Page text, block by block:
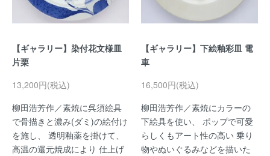
【ギャラリー】染付花文様皿
片栗
13,200円(税込)
柳田浩芳作／素焼に呉須絵具
で骨描きと濃み(ダミ)の絵付け
を施し、 透明釉薬を掛けて、
高温の還元焼成により 仕上げ
【ギャラリー】下絵釉彩皿 電
車
16,500円(税込)
柳田浩芳作／素焼にカラーの
下絵具を使い、 ポップで可愛
らしくもアート性の高い 乗り
物やぬいぐるみなどを描いた